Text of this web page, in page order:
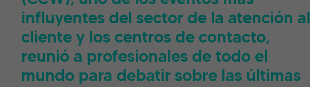
influyentes del sector de la atención al
cliente y los centros de contacto,
reunió a profesionales de todo el
mundo para debatir sobre las últimas